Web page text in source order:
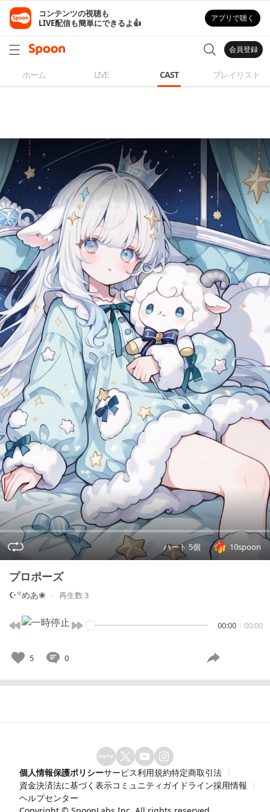
コンテンツの視聴も
LIVE配信も簡単にできるよ👍
アプリで聴く
会員登録
ホーム LIVE CAST プレイリスト
ハート 5個 10spoon
プロポーズ
☪︎꙳めあ❀ 再生数 3
00:00 00:00
5 0
個人情報保護ポリシーサービス利用規約特定商取引法
資金決済法に基づく表示コミュニティガイドライン採用情報
ヘルプセンター